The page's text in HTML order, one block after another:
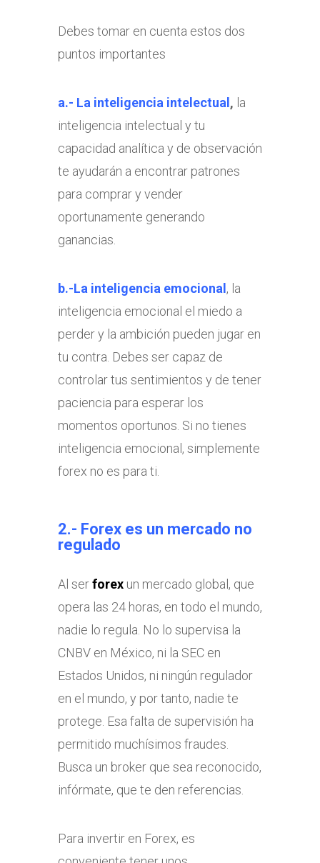
Debes tomar en cuenta estos dos
puntos importantes
a.- La inteligencia intelectual , la
inteligencia intelectual y tu
capacidad analítica y de observación
te ayudarán a encontrar patrones
para comprar y vender
oportunamente generando
ganancias.
b.-La inteligencia emocional , la
inteligencia emocional el miedo a
perder y la ambición pueden jugar en
tu contra. Debes ser capaz de
controlar tus sentimientos y de tener
paciencia para esperar los
momentos oportunos. Si no tienes
inteligencia emocional, simplemente
forex no es para ti.
2.- Forex es un mercado no
regulado
Al serforex un mercado global, que
opera las 24 horas, en todo el mundo,
nadie lo regula. No lo supervisa la
CNBV en México, ni la SEC en
Estados Unidos, ni ningún regulador
en el mundo, y por tanto, nadie te
protege. Esa falta de supervisión ha
permitido muchísimos fraudes.
Busca un broker que sea reconocido,
infórmate, que te den referencias.
Para invertir en Forex, es